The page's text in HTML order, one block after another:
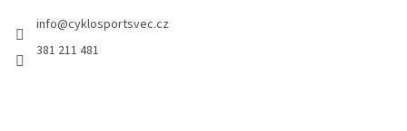
info@cyklosportsvec.cz
381 211 481